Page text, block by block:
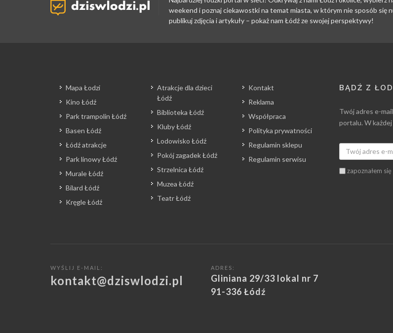
weekend i poznaj ciekawostki na temat miasta, w którym nie sposób się
publikuj zdjęcia i artykuły – pokaż nam Łódź ze swojej perspektywy!
Mapa Łodzi
Kino Łódź
Park trampolin Łódź
Basen Łódź
Łódź atrakcje
Park linowy Łódź
Murale Łódź
Bilard Łódź
Kręgle Łódź
Atrakcje dla dzieci
Łódź
Biblioteka Łódź
Kluby Łódź
Lodowisko Łódź
Pokój zagadek Łódź
Strzelnica Łódź
Muzea Łódź
Teatr Łódź
Kontakt
Reklama
Współpraca
Polityka prywatności
Regulamin sklepu
Regulamin serwisu
BĄDŹ Z
Twój adres e-
portalu. W
zapoznałem
WYŚLIJ E-MAIL:
kontakt@dziswlodzi.pl
ADRES:
Gliniana 29/33 lokal nr 7
91-336 Łódź